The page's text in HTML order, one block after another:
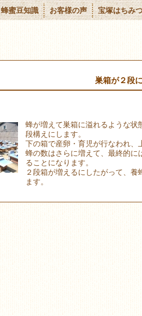
蜂蜜豆知識 お客様の声 宝塚はちみ
巣箱が２段に
蜂が増えて巣箱に溢れるような状
段構えにします。
下の箱で産卵・育児が行なわれ、
蜂の数はさらに増えて、最終的に
ることになります。
２段箱が増えるにしたがって、
ます。